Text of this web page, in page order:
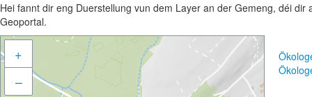
Hei fannt dir eng Duerstellung vun dem Layer an der Gemeng, déi
Geoportal.
+
–